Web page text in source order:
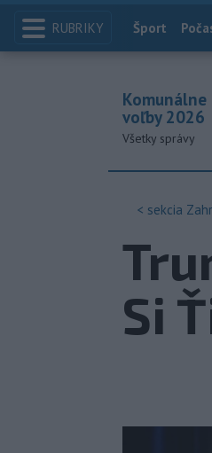
RUBRIKY Index
Šport
Komunálne
voľby 2026
Všetky správy
< sekcia
Si